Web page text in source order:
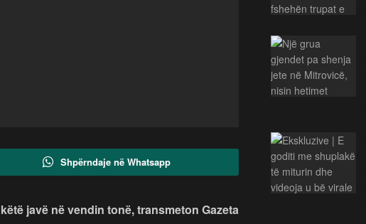
Shpërndaje në Whatsapp
javë në vendin tonë, transmeton Gazeta